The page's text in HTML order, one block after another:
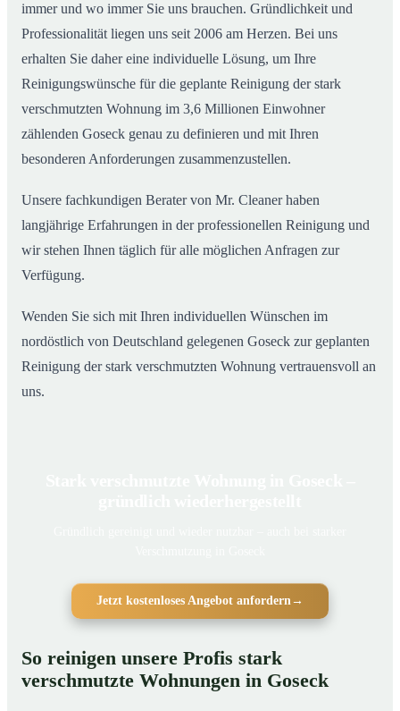
immer und wo immer Sie uns brauchen. Gründlichkeit und
Professionalität liegen uns seit 2006 am Herzen. Bei uns
erhalten Sie daher eine individuelle Lösung, um Ihre
Reinigungswünsche für die geplante Reinigung der stark
verschmutzten Wohnung im 3,6 Millionen Einwohner
zählenden Goseck genau zu definieren und mit Ihren
besonderen Anforderungen zusammenzustellen.
Unsere fachkundigen Berater von Mr. Cleaner haben
langjährige Erfahrungen in der professionellen Reinigung und
wir stehen Ihnen täglich für alle möglichen Anfragen zur
Verfügung.
Wenden Sie sich mit Ihren individuellen Wünschen im
nordöstlich von Deutschland gelegenen Goseck zur geplanten
Reinigung der stark verschmutzten Wohnung vertrauensvoll an
uns.
Jetzt kostenloses Angebot anfordern→
So reinigen unsere Profis stark
verschmutzte Wohnungen in Goseck